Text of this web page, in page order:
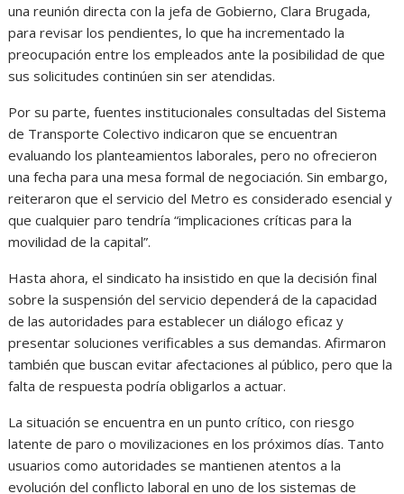
una reunión directa con la jefa de Gobierno, Clara Brugada,
para revisar los pendientes, lo que ha incrementado la
preocupación entre los empleados ante la posibilidad de que
sus solicitudes continúen sin ser atendidas.
Por su parte, fuentes institucionales consultadas del Sistema
de Transporte Colectivo indicaron que se encuentran
evaluando los planteamientos laborales, pero no ofrecieron
una fecha para una mesa formal de negociación. Sin embargo,
reiteraron que el servicio del Metro es considerado esencial y
que cualquier paro tendría “implicaciones críticas para la
movilidad de la capital”.
Hasta ahora, el sindicato ha insistido en que la decisión final
sobre la suspensión del servicio dependerá de la capacidad
de las autoridades para establecer un diálogo eficaz y
presentar soluciones verificables a sus demandas. Afirmaron
también que buscan evitar afectaciones al público, pero que la
falta de respuesta podría obligarlos a actuar.
La situación se encuentra en un punto crítico, con riesgo
latente de paro o movilizaciones en los próximos días. Tanto
usuarios como autoridades se mantienen atentos a la
evolución del conflicto laboral en uno de los sistemas de